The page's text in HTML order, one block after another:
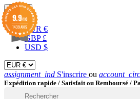
EUR 
EUR €
GBP £
USD $
assignment_ind S'inscrire ou
Expédition rapide / Satisfait ou Remboursé /
9.9/10
1439 AVIS